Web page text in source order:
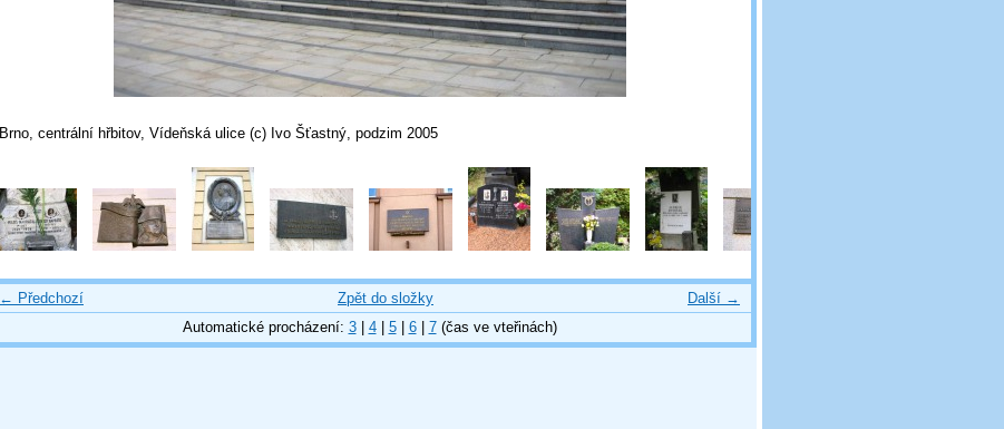
Brno, centrální hřbitov, Vídeňská ulice (c) Ivo Šťastný, podzim 2005
← Předchozí Další →
Zpět do složky
Automatické procházení: 3| 4| 5| 6| 7(čas ve vteřinách)